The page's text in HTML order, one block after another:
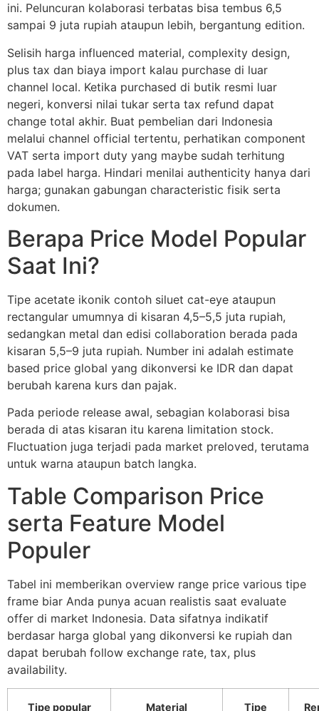
ini. Peluncuran kolaborasi terbatas bisa tembus 6,5
sampai 9 juta rupiah ataupun lebih, bergantung edition.
Selisih harga influenced material, complexity design,
plus tax dan biaya import kalau purchase di luar
channel local. Ketika purchased di butik resmi luar
negeri, konversi nilai tukar serta tax refund dapat
change total akhir. Buat pembelian dari Indonesia
melalui channel official tertentu, perhatikan component
VAT serta import duty yang maybe sudah terhitung
pada label harga. Hindari menilai authenticity hanya dari
harga; gunakan gabungan characteristic fisik serta
dokumen.
Berapa Price Model Popular
Saat Ini?
Tipe acetate ikonik contoh siluet cat-eye ataupun
rectangular umumnya di kisaran 4,5–5,5 juta rupiah,
sedangkan metal dan edisi collaboration berada pada
kisaran 5,5–9 juta rupiah. Number ini adalah estimate
based price global yang dikonversi ke IDR dan dapat
berubah karena kurs dan pajak.
Pada periode release awal, sebagian kolaborasi bisa
berada di atas kisaran itu karena limitation stock.
Fluctuation juga terjadi pada market preloved, terutama
untuk warna ataupun batch langka.
Table Comparison Price
serta Feature Model
Populer
Tabel ini memberikan overview range price various tipe
frame biar Anda punya acuan realistis saat evaluate
offer di market Indonesia. Data sifatnya indikatif
berdasar harga global yang dikonversi ke rupiah dan
dapat berubah follow exchange rate, tax, plus
availability.
Tipe popular Material Tipe